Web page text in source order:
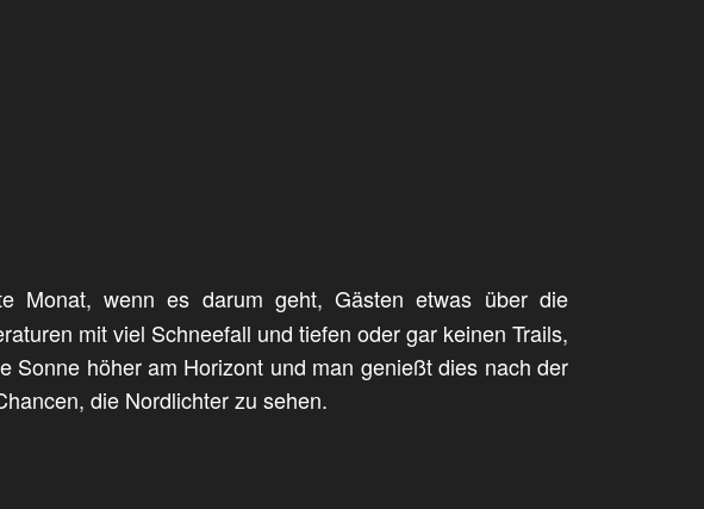
Monat, wenn es darum geht, Gästen etwas über die
mit viel Schneefall und tiefen oder gar keinen Trails,
Sonne höher am Horizont und man genießt dies nach der
die Nordlichter zu sehen.